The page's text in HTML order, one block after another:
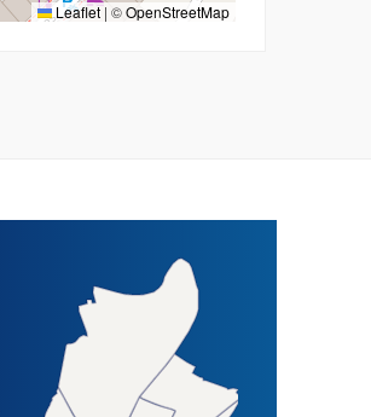
Leaflet| ©OpenStreetMap
DE LA VILLE D'ANGERS